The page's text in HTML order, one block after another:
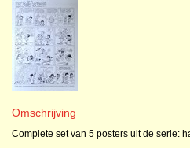
Omschrijving
Complete set van 5 posters uit de serie: